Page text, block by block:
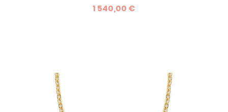
mm) et disponible dans plusieurs longueurs. Toutes nos
1 540,00 €